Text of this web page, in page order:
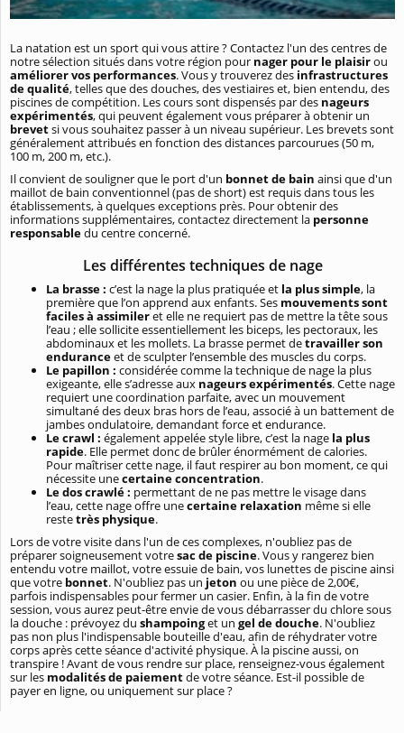
La natation est un sport qui vous attire ? Contactez l'un des centres de
notre sélection situés dans votre région pour nager pour le plaisirou
améliorer vos performances. Vous y trouverez des infrastructures
de qualité, telles que des douches, des vestiaires et, bien entendu, des
piscines de compétition. Les cours sont dispensés par des nageurs
expérimentés, qui peuvent également vous préparer à obtenir un
brevetsi vous souhaitez passer à un niveau supérieur. Les brevets sont
généralement attribués en fonction des distances parcourues (50 m,
100 m, 200 m, etc.).
Il convient de souligner que le port d'un bonnet de bain ainsi que d'un
maillot de bain conventionnel (pas de short) est requis dans tous les
établissements, à quelques exceptions près. Pour obtenir des
informations supplémentaires, contactez directement la personne
responsabledu centre concerné.
Les différentes techniques de nage
La brasse : c’est la nage la plus pratiquée et la plus simple, la
première que l’on apprend aux enfants. Ses mouvements sont
faciles à assimileret elle ne requiert pas de mettre la tête sous
l’eau ; elle sollicite essentiellement les biceps, les pectoraux, les
abdominaux et les mollets. La brasse permet detravailler son
enduranceet de sculpter l’ensemble des muscles du corps.
Le papillon : considérée comme la technique de nage la plus
exigeante, elle s’adresse aux nageurs expérimentés. Cette nage
requiert une coordination parfaite, avec un mouvement
simultané des deux bras hors de l’eau, associé à un battement de
jambes ondulatoire, demandant force et endurance.
Le crawl : également appelée style libre, c’est la nage la plus
rapide. Elle permet donc de brûler énormément de calories.
Pour maîtriser cette nage, il faut respirer au bon moment, ce qui
nécessite unecertaine concentration.
Le dos crawlé : permettant de ne pas mettre le visage dans
l’eau, cette nage offre unecertaine relaxation même si elle
restetrès physique.
Lors de votre visite dans l'un de ces complexes, n'oubliez pas de
préparer soigneusement votresac de piscine. Vous y rangerez bien
entendu votre maillot, votre essuie de bain, vos lunettes de piscine ainsi
que votre bonnet. N'oubliez pas un jeton ou une pièce de 2,00€,
parfois indispensables pour fermer un casier. Enfin, à la fin de votre
session, vous aurez peut-être envie de vous débarrasser du chlore sous
la douche : prévoyez du shampoinget un gel de douche. N'oubliez
pas non plus l'indispensable bouteille d'eau, afin de réhydrater votre
corps après cette séance d'activité physique. À la piscine aussi, on
transpire ! Avant de vous rendre sur place, renseignez-vous également
sur les modalités de paiementde votre séance. Est-il possible de
payer en ligne, ou uniquement sur place ?